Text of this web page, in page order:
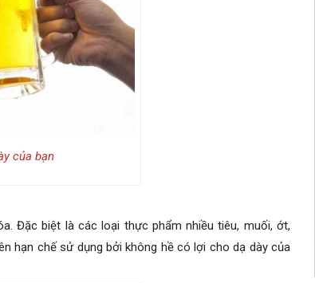
của bạn
Đặc biệt là các loại thực phẩm nhiều tiêu, muối, ớt,
hạn chế sử dụng bởi không hề có lợi cho dạ dày của